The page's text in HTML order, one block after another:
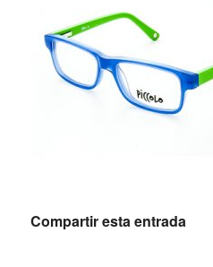
Compartir esta entrada